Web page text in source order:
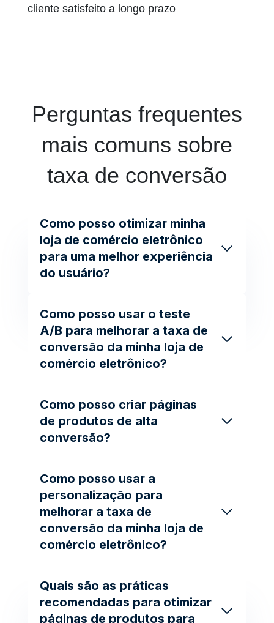
cliente satisfeito a longo prazo
Perguntas frequentes
mais comuns sobre
taxa de conversão
Como posso otimizar minha
loja de comércio eletrônico
para uma melhor experiência
do usuário?
Como posso usar o teste
A/B para melhorar a taxa de
conversão da minha loja de
comércio eletrônico?
Como posso criar páginas
de produtos de alta
conversão?
Como posso usar a
personalização para
melhorar a taxa de
conversão da minha loja de
comércio eletrônico?
Quais são as práticas
recomendadas para otimizar
páginas de produtos para